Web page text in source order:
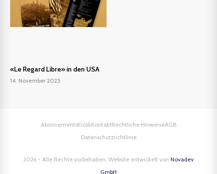
«Le Regard Libre» in den USA
14. November 2025
2026 - Alle Rechte vorbehalten. Website entwickelt von Novadev
GmbH
AbonnementsKioskKontaktRechtliche HinweiseAGB
Datenschutzrichtlinie